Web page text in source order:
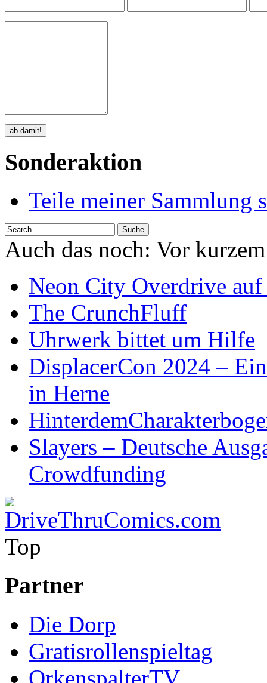
Sonderaktion
Teile meiner Sammlung
Auch das noch: Vor
Neon City Overdrive
The CrunchFluff
Uhrwerk bittet um Hilfe
DisplacerCon 2024 –
in Herne
Slayers – Deutsche
Crowdfunding
Top
Partner
Die Dorp
Gratisrollenspieltag